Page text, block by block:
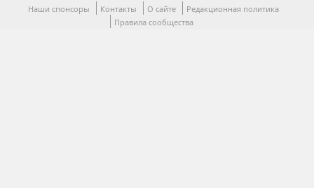
Наши спонсоры Контакты О сайте
Редакционная политика
Правила сообщества